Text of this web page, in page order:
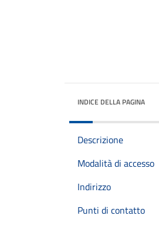
INDICE DELLA PAGINA
Descrizione
Modalità di accesso
Indirizzo
Punti di contatto